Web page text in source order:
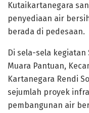
Kutaikartanegara
penyediaan air
berada di pedesaan.
Di sela-sela kegiatan
Muara Pantuan,
Kartanegara Rendi
sejumlah proyek
pembangunan air